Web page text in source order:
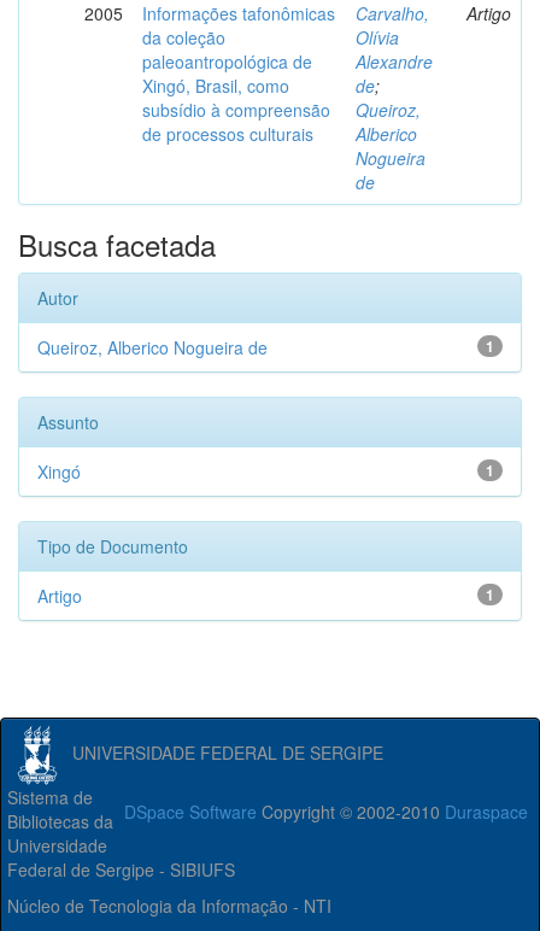
2005
Informações tafonômicas
da coleção
paleoantropológica de
Xingó, Brasil, como
subsídio à compreensão
de processos culturais
Carvalho,
Olívia
Alexandre
de;
Queiroz,
Alberico
Nogueira
de
Artigo
Busca facetada
Autor
1
Queiroz, Alberico Nogueira de
Assunto
1
Xingó
Tipo de Documento
1
Artigo
UNIVERSIDADE FEDERAL DE SERGIPE
DSpace Software Copyright © 2002-2010 Duraspace
Sistema de
Bibliotecas da
Universidade
Federal de Sergipe - SIBIUFS
Núcleo de Tecnologia da Informação - NTI